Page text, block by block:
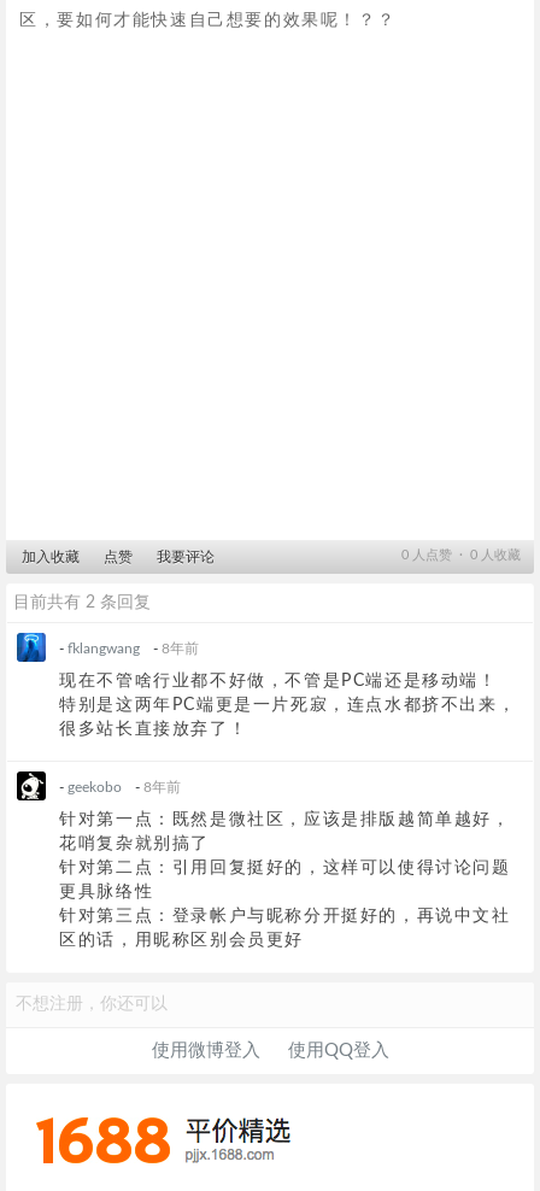
区，要如何才能快速自己想要的效果呢！？？
0 人点赞 ∙ 0 人收藏
加入收藏 点赞 我要评论
目前共有 2 条回复
-fklangwang -8年前
现在不管啥行业都不好做，不管是PC端还是移动端！
特别是这两年PC端更是一片死寂，连点水都挤不出来，
很多站长直接放弃了！
-geekobo -8年前
针对第一点：既然是微社区，应该是排版越简单越好，
花哨复杂就别搞了
针对第二点：引用回复挺好的，这样可以使得讨论问题
更具脉络性
针对第三点：登录帐户与昵称分开挺好的，再说中文社
区的话，用昵称区别会员更好
不想注册，你还可以
使用微博登入 使用QQ登入